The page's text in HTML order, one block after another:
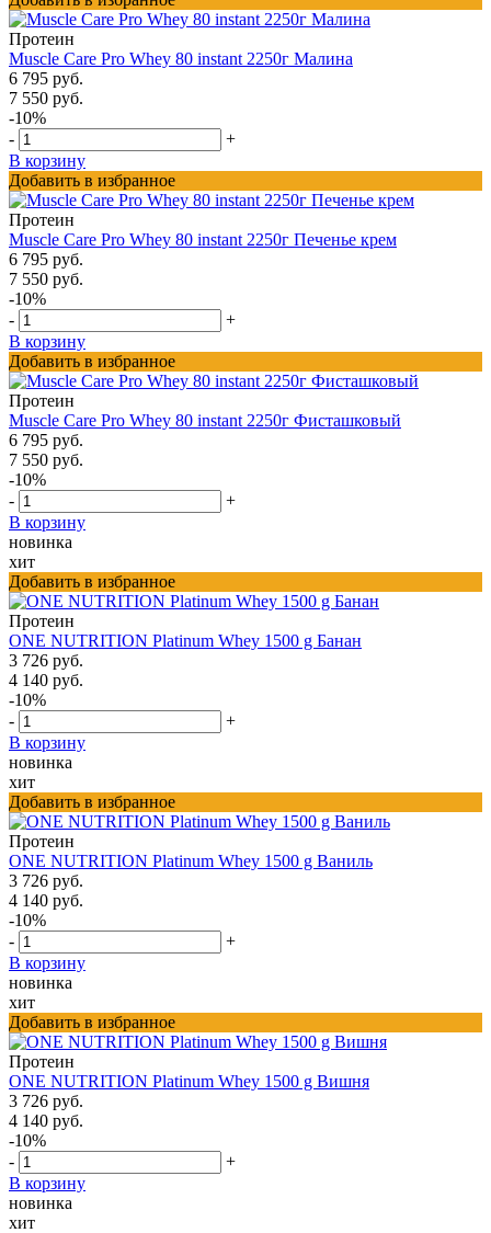
Протеин
Muscle Care Pro Whey 80 instant 2250г Малина
6 795 руб.
7 550 руб.
-10%
-
+
В корзину
Добавить в избранное
Протеин
Muscle Care Pro Whey 80 instant 2250г Печенье крем
6 795 руб.
7 550 руб.
-10%
-
+
В корзину
Добавить в избранное
Протеин
Muscle Care Pro Whey 80 instant 2250г Фисташковый
6 795 руб.
7 550 руб.
-10%
-
+
В корзину
новинка
хит
Добавить в избранное
Протеин
ONE NUTRITION Platinum Whey 1500 g Банан
3 726 руб.
4 140 руб.
-10%
-
+
В корзину
новинка
хит
Добавить в избранное
Протеин
ONE NUTRITION Platinum Whey 1500 g Ваниль
3 726 руб.
4 140 руб.
-10%
-
+
В корзину
новинка
хит
Добавить в избранное
Протеин
ONE NUTRITION Platinum Whey 1500 g Вишня
3 726 руб.
4 140 руб.
-10%
-
+
В корзину
новинка
хит